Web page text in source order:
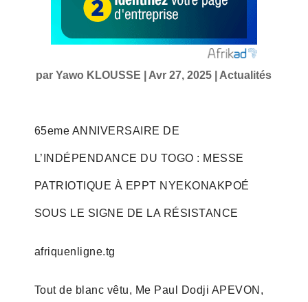
parYawo KLOUSSE Avr 27, 2025 Actualités
65eme ANNIVERSAIRE DE
L’INDÉPENDANCE DU TOGO : MESSE
PATRIOTIQUE À EPPT NYEKONAKPOÉ
SOUS LE SIGNE DE LA RÉSISTANCE
afriquenligne.tg
Tout de blanc vêtu, Me Paul Dodji APEVON,